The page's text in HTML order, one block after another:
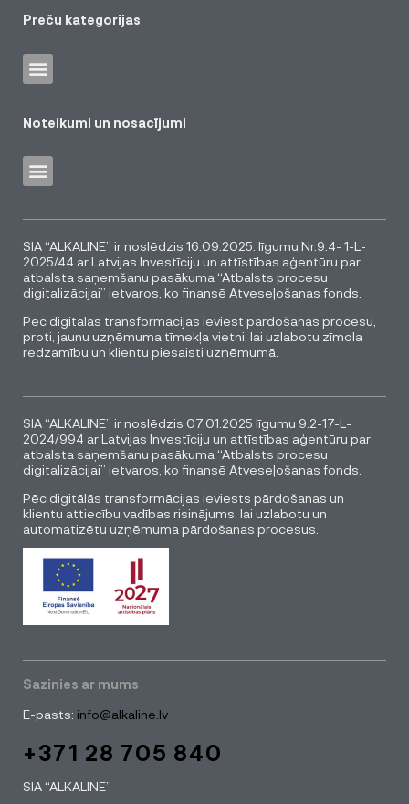
Preču kategorijas
Noteikumi un nosacījumi
SIA “ALKALINE” ir noslēdzis 16.09.2025. līgumu Nr.9.4- 1-L-
2025/44 ar Latvijas Investīciju un attīstības aģentūru par
atbalsta saņemšanu pasākuma “Atbalsts procesu
digitalizācijai” ietvaros, ko finansē Atveseļošanas fonds.
Pēc digitālās transformācijas ieviest pārdošanas procesu,
proti, jaunu uzņēmuma tīmekļa vietni, lai uzlabotu zīmola
redzamību un klientu piesaisti uzņēmumā.
SIA “ALKALINE” ir noslēdzis 07.01.2025 līgumu 9.2-17-L-
2024/994 ar Latvijas Investīciju un attīstības aģentūru par
atbalsta saņemšanu pasākuma “Atbalsts procesu
digitalizācijai” ietvaros, ko finansē Atveseļošanas fonds.
Pēc digitālās transformācijas ieviests pārdošanas un
klientu attiecību vadības risinājums, lai uzlabotu un
automatizētu uzņēmuma pārdošanas procesus.
Sazinies ar mums
E-pasts: info@alkaline.lv
+371 28 705 840
SIA “ALKALINE”